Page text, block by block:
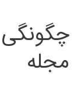
مجله